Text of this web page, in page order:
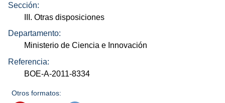
Sección:
III. Otras disposiciones
Departamento:
Ministerio de Ciencia e Innovación
Referencia:
BOE-A-2011-8334
Otros formatos: